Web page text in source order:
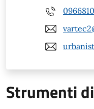
Strumenti